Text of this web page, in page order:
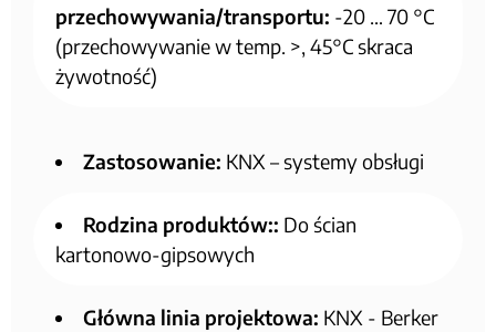
przechowywania/transportu: -20 … 70 °C
(przechowywanie w temp. >, 45°C skraca
żywotność)
Zastosowanie: KNX – systemy obsługi
Rodzina produktów:: Do ścian
kartonowo-gipsowych
Główna linia projektowa: KNX - Berker